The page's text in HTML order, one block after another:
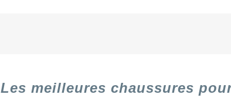
Les meilleures chaussures